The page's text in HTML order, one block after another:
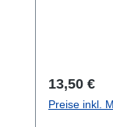
Regulärer
13,50 €
Preise inkl.